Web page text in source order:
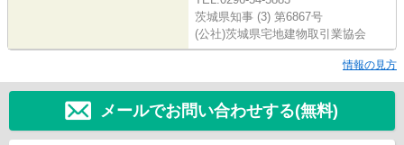
茨城県知事 (3) 第6867号
(公社)茨城県宅地建物取引業協会
情報の見方
メールでお問い合わせする(無料)